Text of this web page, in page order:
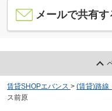
メールで共有す
賃貸SHOPエバンス > (賃貸)路線
ス前原